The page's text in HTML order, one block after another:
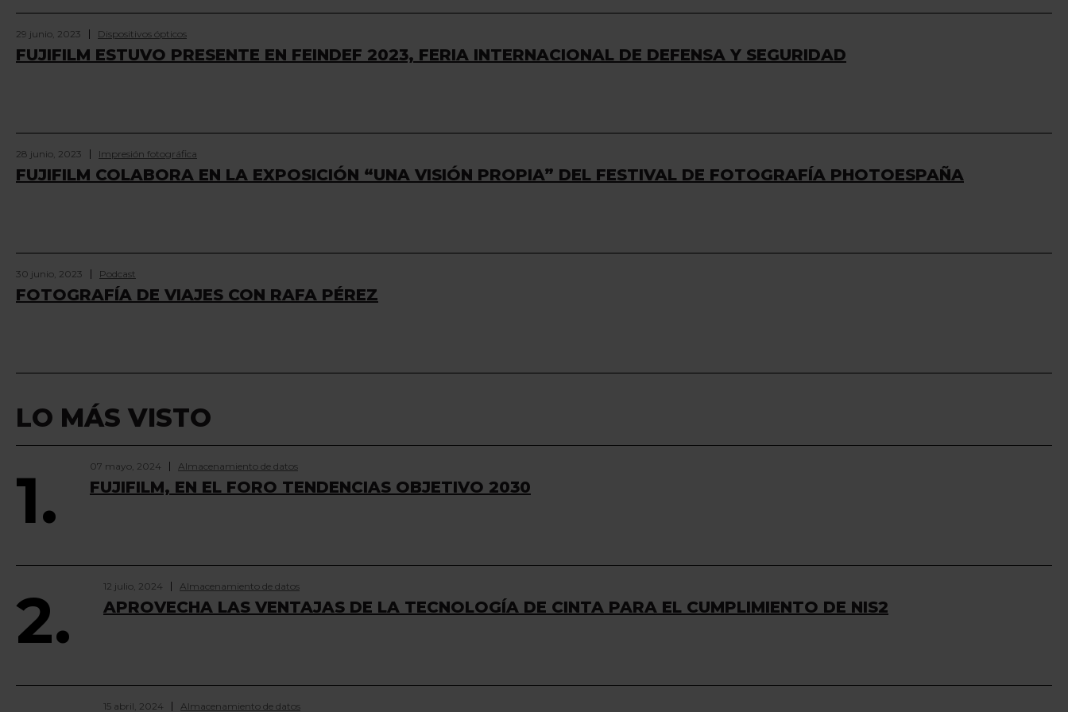
29 junio, 2023 Dispositivos ópticos
FUJIFILM ESTUVO PRESENTE EN FEINDEF 2023, FERIA INTERNACIONAL DE DEFENSA Y SEGURIDAD
28 junio, 2023 Impresión fotográfica
FUJIFILM COLABORA EN LA EXPOSICIÓN “UNA VISIÓN PROPIA” DEL FESTIVAL DE FOTOGRAFÍA PHOTOESPAÑA
30 junio, 2023 Podcast
FOTOGRAFÍA DE VIAJES CON RAFA PÉREZ
LO MÁS VISTO
1. 07 mayo, 2024 Almacenamiento de datos
FUJIFILM, EN EL FORO TENDENCIAS OBJETIVO 2030
2. 12 julio, 2024 Almacenamiento de datos
APROVECHA LAS VENTAJAS DE LA TECNOLOGÍA DE CINTA PARA EL CUMPLIMIENTO DE NIS2
15 abril, 2024 Almacenamiento de datos